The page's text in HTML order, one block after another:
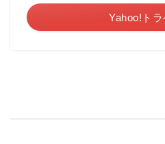
Yahoo!ト